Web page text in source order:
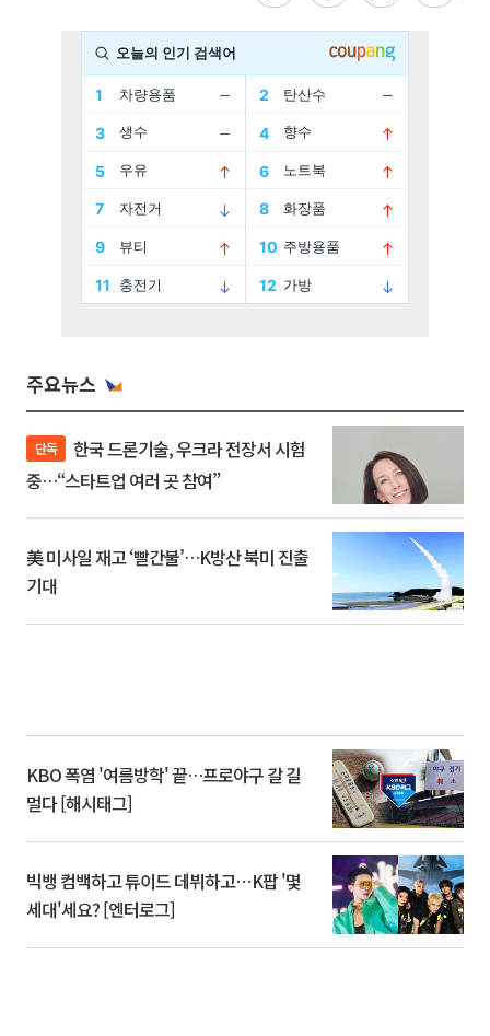
주요뉴스
단독
중…“스타트업 여러 곳 참여”
美 미사일 재고 ‘빨간불’…K방산 북미 진출
기대
KBO 폭염 '여름방학' 끝…프로야구 갈 길
멀다 [해시태그]
빅뱅 컴백하고 튜이드 데뷔하고⋯K팝 '몇
세대'세요? [엔터로그]